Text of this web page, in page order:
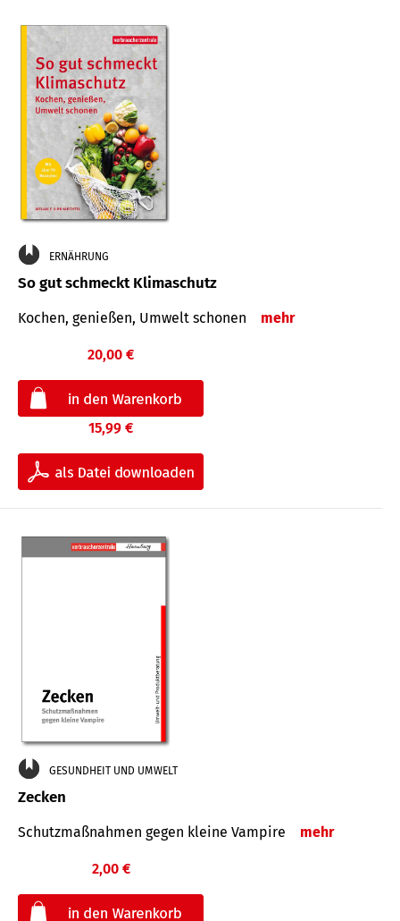
ERNÄHRUNG
So gut schmeckt Klimaschutz
Kochen, genießen, Umwelt schonen mehr
20,00 €
15,99 €
GESUNDHEIT UND UMWELT
Zecken
Schutz­maß­nahmen gegen kleine Vampire mehr
2,00 €